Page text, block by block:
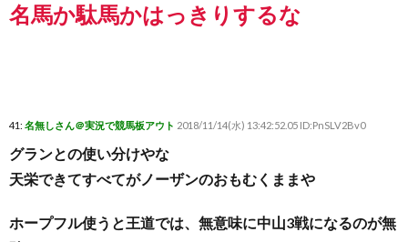
名馬か駄馬かはっきりするな
41: 名無しさん＠実況で競馬板アウト 2018/11/14(水) 13:42:52.05 ID:PnSLV2Bv0
グランとの使い分けやな
天栄できてすべてがノーザンのおもむくままや
ホープフル使うと王道では、無意味に中山3戦になるのが無